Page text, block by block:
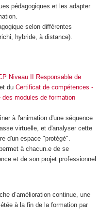
pédagogiques et les adapter
selon différentes
hybride, à distance).
Niveau II Responsable de
du Certificat de compétences -
des modules de formation
à l'animation d'une séquence
virtuelle, et d'analyser cette
d'un espace "protégé".
à chacun.e de se
et de son projet professionnel
d’amélioration continue, une
à la fin de la formation par